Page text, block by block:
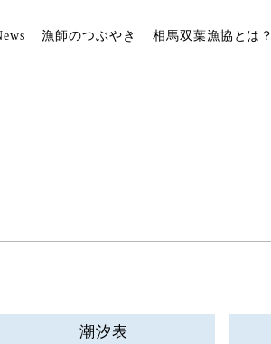
漁師のつぶやき 相馬双葉漁協とは？
潮汐表